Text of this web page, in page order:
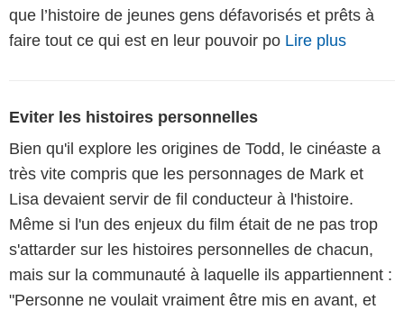
que l’histoire de jeunes gens défavorisés et prêts à
faire tout ce qui est en leur pouvoir po Lire plus
Eviter les histoires personnelles
Bien qu'il explore les origines de Todd, le cinéaste a
très vite compris que les personnages de Mark et
Lisa devaient servir de fil conducteur à l'histoire.
Même si l'un des enjeux du film était de ne pas trop
s'attarder sur les histoires personnelles de chacun,
mais sur la communauté à laquelle ils appartiennent :
"Personne ne voulait vraiment être mis en avant, et